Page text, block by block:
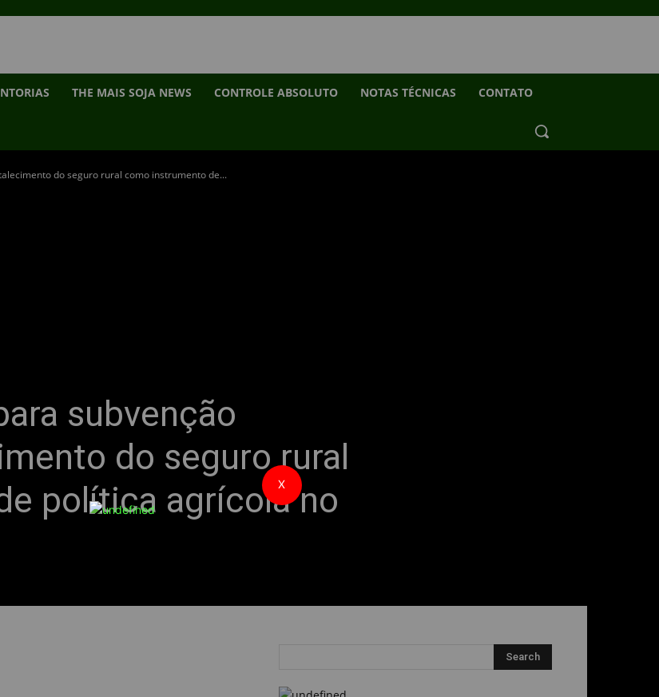
THE MAIS SOJA NEWS CONTROLE ABSOLUTO NOTAS TÉCNICAS CONTATO
do seguro rural como instrumento de...
subvenção
do seguro rural
política agrícola no
X